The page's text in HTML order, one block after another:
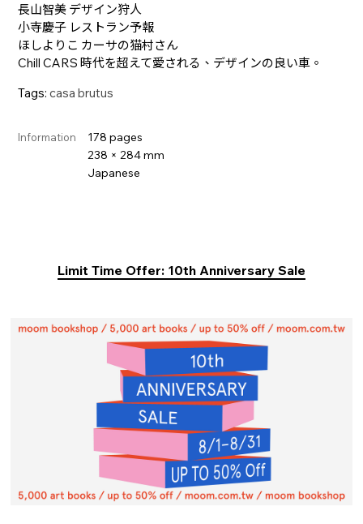
長山智美 デザイン狩人
小寺慶子 レストラン予報
ほしよりこ カーサの猫村さん
Chill CARS 時代を超えて愛される、デザインの良い車。
Tags: casa brutus
Information
178 pages
238 × 284 mm
Japanese
Limit Time Offer: 10th Anniversary Sale